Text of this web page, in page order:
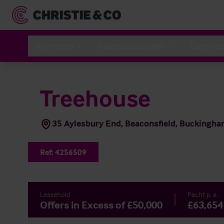
Treehouse
35 Aylesbury End, Beaconsfield,
Ref: 4256509
Leasehold
Offers in Excess of £50,000
Pacht p. a.
£63,654